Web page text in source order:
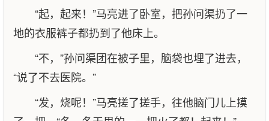
“起，起来！”马亮进了卧室，把孙问渠扔了一
地的衣服裤子都扔到了他床上。
“不，”孙问渠团在被子里，脑袋也埋了进去，
“说了不去医院。”
“发，烧呢！”马亮搓了搓手，往他脑门儿上摸